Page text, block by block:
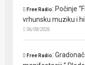
Free Radio: Počinje
vrhunsku muziku i
06/08/2026
Free Radio: